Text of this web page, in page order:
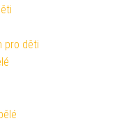
pro děti